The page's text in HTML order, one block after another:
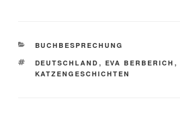
KATEGORIEN
BUCHBESPRECHUNG
SCHLAGWÖRTER
DEUTSCHLAND , EVA BERBERICH ,
KATZENGESCHICHTEN